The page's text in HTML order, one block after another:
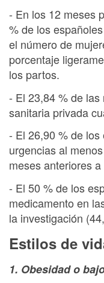
- En los 12 meses
% de los
el número de
porcentaje
los partos.
- El 23,84 % de
sanitaria privada
- El 26,90 % de
urgencias al
meses anteriores
- El 50 % de los
medicamento en
la investigación
Estilos de
1. Obesidad o